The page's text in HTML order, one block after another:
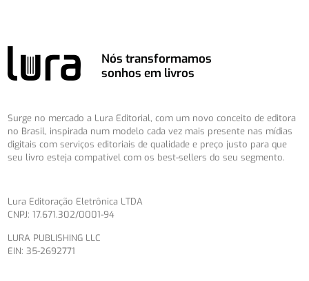
Nós transformamos
sonhos em livros
Surge no mercado a Lura Editorial, com um novo conceito de editora
no Brasil, inspirada num modelo cada vez mais presente nas mídias
digitais com serviços editoriais de qualidade e preço justo para que
seu livro esteja compatível com os best-sellers do seu segmento.
Lura Editoração Eletrônica LTDA
CNPJ: 17.671.302/0001-94
LURA PUBLISHING LLC
EIN: 35-2692771